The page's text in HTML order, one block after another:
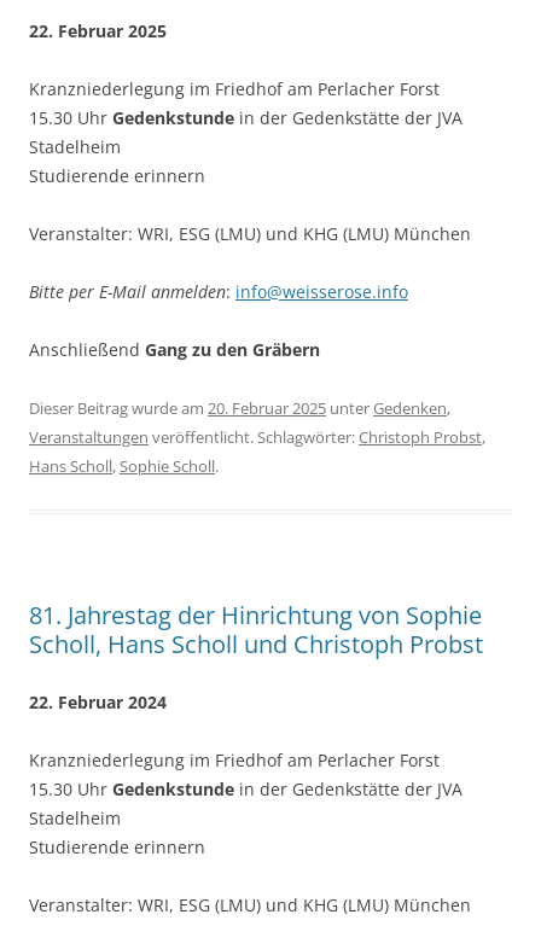
22. Februar 2025
Kranzniederlegung im Friedhof am Perlacher Forst
15.30 Uhr Gedenkstunde in der Gedenkstätte der JVA
Stadelheim
Studierende erinnern
Veranstalter: WRI, ESG (LMU) und KHG (LMU) München
Bitte per E-Mail anmelden: info@weisserose.info
Anschließend Gang zu den Gräbern
Dieser Beitrag wurde am 20. Februar 2025 unterGedenken,
Veranstaltungen veröffentlicht. Schlagwörter:Christoph Probst,
Hans Scholl,Sophie Scholl.
81. Jahrestag der Hinrichtung von Sophie
Scholl, Hans Scholl und Christoph Probst
22. Februar 2024
Kranzniederlegung im Friedhof am Perlacher Forst
15.30 Uhr Gedenkstunde in der Gedenkstätte der JVA
Stadelheim
Studierende erinnern
Veranstalter: WRI, ESG (LMU) und KHG (LMU) München